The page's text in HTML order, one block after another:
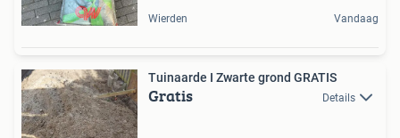
Wierden Vandaag
Tuinaarde I Zwarte grond GRATIS
Gratis Details